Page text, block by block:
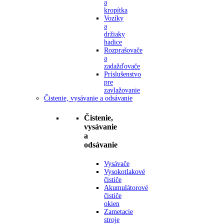
a
kropítka
Vozíky
a
držiaky
hadice
Rozprašovače
a
zadažďovače
Príslušenstvo
pre
zavlažovanie
Čistenie, vysávanie a odsávanie
Čistenie,
vysávanie
a
odsávanie
Vysávače
Vysokotlakové
čističe
Akumulátorové
čističe
okien
Zametacie
stroje